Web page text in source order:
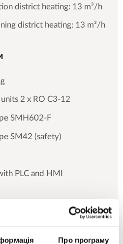
Про програму
district heating: 13 m³/h
district heating: 13 m³/h
units 2 x RO C3-12
SMH602-F
SM42 (safety)
PLC and HMI